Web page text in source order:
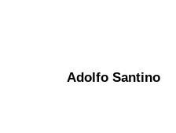
Adolfo Santino